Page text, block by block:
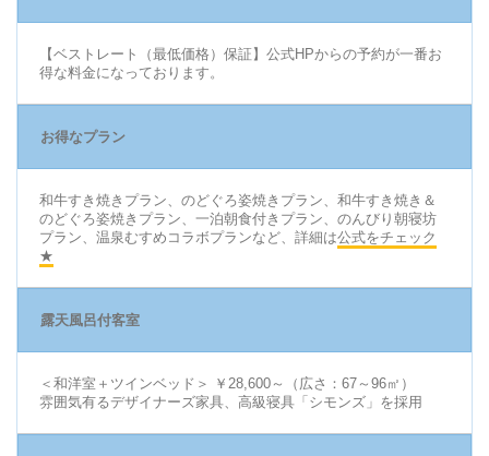
【ベストレート（最低価格）保証】公式HPからの予約が一番お
得な料金になっております。
お得なプラン
和牛すき焼きプラン、のどぐろ姿焼きプラン、和牛すき焼き＆
のどぐろ姿焼きプラン、一泊朝食付きプラン、のんびり朝寝坊
プラン、温泉むすめコラボプランなど、詳細は公式をチェック
★
露天風呂付客室
＜和洋室＋ツインベッド＞ ￥28,600～（広さ：67～96㎡）
雰囲気有るデザイナーズ家具、高級寝具「シモンズ」を採用